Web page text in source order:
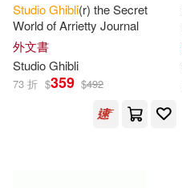
StudioGhibli(r) the Secret
World of Arrietty Journal
外文書
StudioGhibli
73 折 $359 $492